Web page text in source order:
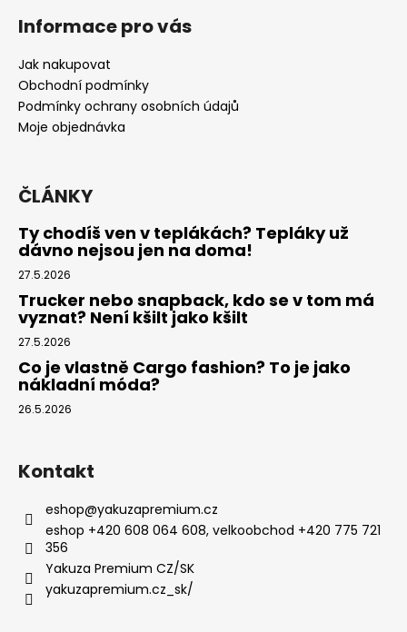
Informace pro vás
Jak nakupovat
Obchodní podmínky
Podmínky ochrany osobních údajů
Moje objednávka
ČLÁNKY
Ty chodíš ven v teplákách? Tepláky už
dávno nejsou jen na doma!
27.5.2026
Trucker nebo snapback, kdo se v tom má
vyznat? Není kšilt jako kšilt
27.5.2026
Co je vlastně Cargo fashion? To je jako
nákladní móda?
26.5.2026
Kontakt
eshop@yakuzapremium.cz
eshop +420 608 064 608, velkoobchod +420 775 721
356
Yakuza Premium CZ/SK
yakuzapremium.cz_sk/